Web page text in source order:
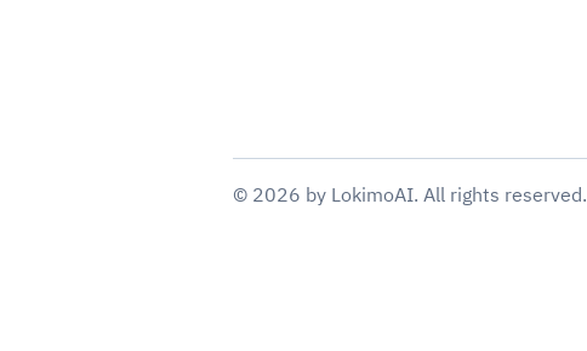
© 2026 by LokimoAI. All rights reserved.